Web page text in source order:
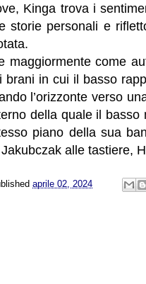
Kinga trova i
storie personali e
maggiormente come
brani in cui il basso
l’orizzonte verso
della quale il
piano della sua
alle tastiere,
aprile 02, 2024